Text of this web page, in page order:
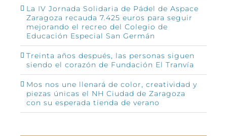
La IV Jornada Solidaria de Pádel de Aspace
Zaragoza recauda 7.425 euros para seguir
mejorando el recreo del Colegio de
Educación Especial San Germán
Treinta años después, las personas siguen
siendo el corazón de Fundación El Tranvía
Mos nos une llenará de color, creatividad y
piezas únicas el NH Ciudad de Zaragoza
con su esperada tienda de verano